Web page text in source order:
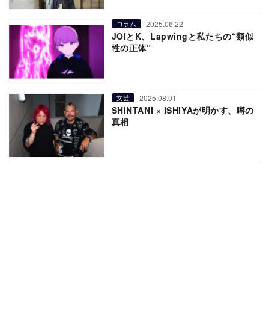
コラム 2025.06.22
JOIとK、Lapwingと私たちの“類似
性の正体”
文芸 2025.08.01
SHINTANI × ISHIYAが明かす、噂の
真相